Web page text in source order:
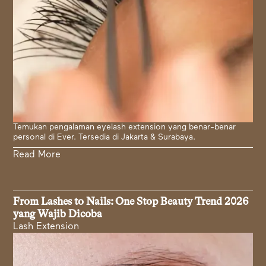
Temukan pengalaman eyelash extension yang benar-benar
personal di Ever. Tersedia di Jakarta & Surabaya.
Read More
From Lashes to Nails: One Stop Beauty Trend 2026
yang Wajib Dicoba
Lash Extension